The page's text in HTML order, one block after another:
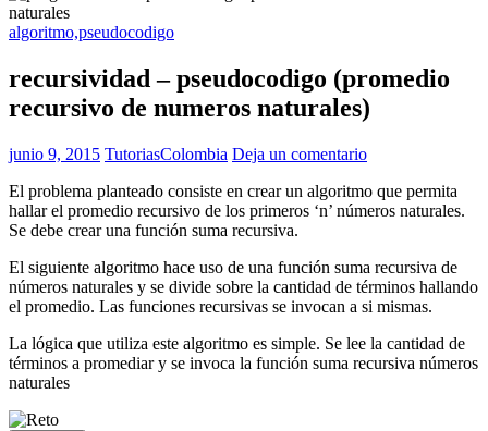
algoritmo,pseudocodigo
recursividad – pseudocodigo (promedio
recursivo de numeros naturales)
junio 9, 2015 TutoriasColombia Deja un comentario
El problema planteado consiste en crear un algoritmo que permita
hallar el promedio recursivo de los primeros ‘n’ números naturales.
Se debe crear una función suma recursiva.
El siguiente algoritmo hace uso de una función suma recursiva de
números naturales y se divide sobre la cantidad de términos hallando
el promedio. Las funciones recursivas se invocan a si mismas.
La lógica que utiliza este algoritmo es simple. Se lee la cantidad de
términos a promediar y se invoca la función suma recursiva números
naturales